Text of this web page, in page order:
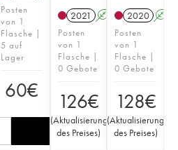
Posten
von 1
Flasche |
5 auf
Lager
60€
2021 A
Posten
von 1
Flasche |
0 Gebote
126€
(Aktualisierung
des Preises)
2020 A
Posten
von 1
Flasche |
0 Gebote
128€
(Aktualisierung
des Preises)